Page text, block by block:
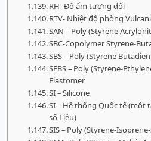
RH- Độ ẩm tương đối
RTV- Nhiệt độ phòng
SAN – Poly (Styrene
SBC-Copolymer Styrene-
SBS – Poly (Styrene
SEBS – Poly (Styrene-
Elastomer
SI – Silicone
SI – Hệ thống Quốc tế (một
số Liệu)
SIS – Poly (Styrene-